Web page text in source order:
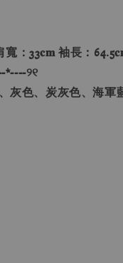
寬：33𝐜𝐦 袖長：
*----୨୧
灰色、炭灰色、海軍